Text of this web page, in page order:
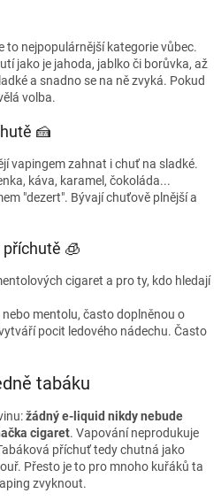
to nejpopulárnější kategorie vůbec.
jako je jahoda, jablko či borůvka, až
a snadno se na ně zvyká. Pokud
volba.
🍰
vapingem zahnat i chuť na sladké.
káva, karamel, čokoláda...
"dezert". Bývají chuťově plnější a
🧊
cigaret a pro ty, kdo hledají
mentolu, často doplněnou o
pocit ledového nádechu. Často
tabáku
žádný e-liquid nikdy nebude
cigaret. Vapování neprodukuje
příchuť tedy chutná jako
Přesto je to pro mnoho kuřáků ta
zvyknout.